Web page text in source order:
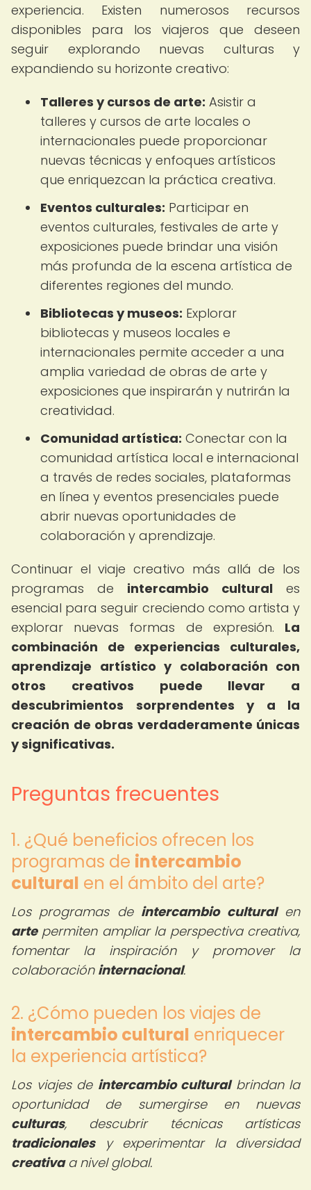
experiencia. Existen numerosos recursos
disponibles para los viajeros que deseen
seguir explorando nuevas culturas y
expandiendo su horizonte creativo:
Talleres y cursos de arte: Asistir a
talleres y cursos de arte locales o
internacionales puede proporcionar
nuevas técnicas y enfoques artísticos
que enriquezcan la práctica creativa.
Eventos culturales: Participar en
eventos culturales, festivales de arte y
exposiciones puede brindar una visión
más profunda de la escena artística de
diferentes regiones del mundo.
Bibliotecas y museos: Explorar
bibliotecas y museos locales e
internacionales permite acceder a una
amplia variedad de obras de arte y
exposiciones que inspirarán y nutrirán la
creatividad.
Comunidad artística: Conectar con la
comunidad artística local e internacional
a través de redes sociales, plataformas
en línea y eventos presenciales puede
abrir nuevas oportunidades de
colaboración y aprendizaje.
Continuar el viaje creativo más allá de los
programas de intercambio cultural es
esencial para seguir creciendo como artista y
explorar nuevas formas de expresión. La
combinación de experiencias culturales,
aprendizaje artístico y colaboración con
otros creativos puede llevar a
descubrimientos sorprendentes y a la
creación de obras verdaderamente únicas
y significativas.
Preguntas frecuentes
1. ¿Qué beneficios ofrecen los
programas de intercambio
cultural en el ámbito del arte?
Los programas de intercambio culturalen
artepermiten ampliar la perspectiva creativa,
fomentar la inspiración y promover la
colaboración internacional.
2. ¿Cómo pueden los viajes de
intercambio cultural enriquecer
la experiencia artística?
Los viajes de intercambio culturalbrindan la
oportunidad de sumergirse en nuevas
culturas, descubrir técnicas artísticas
tradicionalesy experimentar la diversidad
creativaa nivel global.